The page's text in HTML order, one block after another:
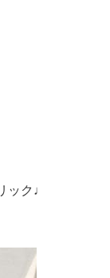
ック♩